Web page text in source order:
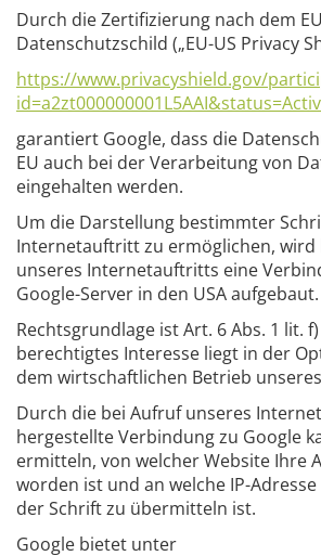
Durch die Zertifizierung nach dem
Datenschutzschild („EU-US Privacy
https://www.privacyshield.gov/
garantiert Google, dass die
EU auch bei der Verarbeitung von
eingehalten werden.
Um die Darstellung bestimmter
Internetauftritt zu ermöglichen, wird
unseres Internetauftritts eine
Google-Server in den USA aufgebaut.
Rechtsgrundlage ist Art. 6 Abs. 1 lit.
berechtigtes Interesse liegt in der
dem wirtschaftlichen Betrieb
Durch die bei Aufruf unseres
hergestellte Verbindung zu Google
ermitteln, von welcher Website Ihre
worden ist und an welche IP-
der Schrift zu übermitteln ist.
Google bietet unter